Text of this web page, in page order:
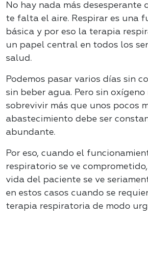
No hay nada más desesperante
te falta el aire. Respirar es una
básica y por eso la terapia
un papel central en todos los
salud.
Podemos pasar varios días sin
sin beber agua. Pero sin oxígeno
sobrevivir más que unos pocos
abastecimiento debe ser
abundante.
Por eso, cuando el
respiratorio se ve
vida del paciente se ve
en estos casos cuando se
terapia respiratoria de modo